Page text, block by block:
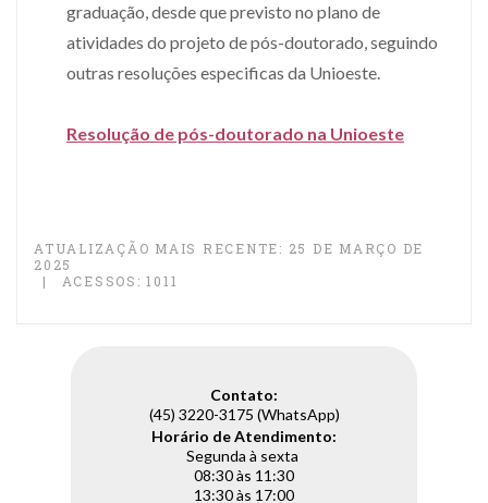
graduação, desde que previsto no plano de
atividades do projeto de pós-doutorado, seguindo
outras resoluções especificas da Unioeste.
Resolução de pós-doutorado na Unioeste
ATUALIZAÇÃO MAIS RECENTE: 25 DE MARÇO DE
2025
ACESSOS: 1011
Contato:
(45) 3220-3175 (WhatsApp)
Horário de Atendimento:
Segunda à sexta
08:30 às 11:30
13:30 às 17:00